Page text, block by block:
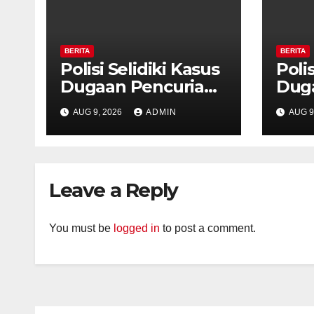
BERITA
Polisi Selidiki Kasus
Dugaan Pencurian
dengan Kekerasan
di Counter HP Royal
Phone Ambarawa.
AUG 9, 2026 ADMIN
BERITA
diAUG
Leave a Reply
You must be logged in to post a comment.